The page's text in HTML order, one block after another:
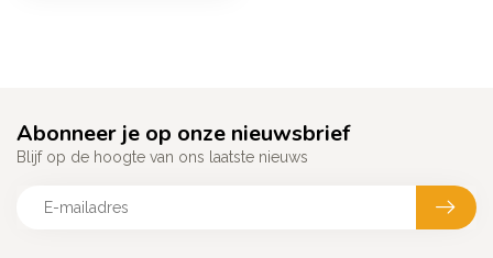
Abonneer je op onze nieuwsbrief
Blijf op de hoogte van ons laatste nieuws